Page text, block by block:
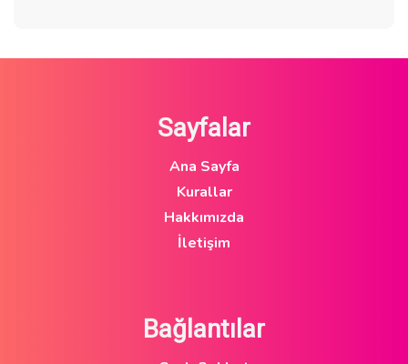
Sayfalar
Ana Sayfa
Kurallar
Hakkımızda
İletişim
Bağlantılar